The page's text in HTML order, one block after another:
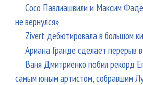
Сосо Павлиашвили и Максим
не вернулся»
Zivert дебютировала в большом
Ариана Гранде сделает перерыв
Ваня Дмитриенко побил рекорд
самым юным артистом, собравшим